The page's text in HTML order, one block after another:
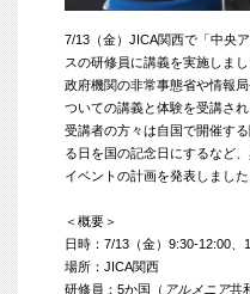
7/13（金）JICA関西で「中央
スの研修員に講義を実施しまし
政府機関の非常事態省や情報
ついての講義と体験を受講され
受講者の方々は自国で開催す
る日を国の記念日にするなど
イベントの計画を発表しました
＜概要＞
日時：7/13（金）9:30-12:00、
場所：JICA関西
研修員：5か国（ アルメニア共